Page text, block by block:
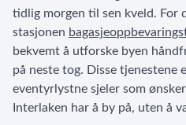
tidlig morgen til sen kveld. For
stasjonen
bekvemt å utforske byen
på neste tog. Disse tjenestene
eventyrlystne sjeler som
Interlaken har å by på, uten å